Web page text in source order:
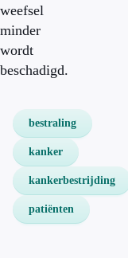
weefsel
minder
wordt
beschadigd.
bestraling
kanker
kankerbestrijding
patiënten